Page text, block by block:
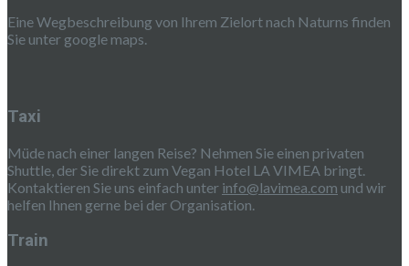
Eine Wegbeschreibung von Ihrem Zielort nach Naturns finden
Sie unter google maps.
Taxi
Müde nach einer langen Reise? Nehmen Sie einen privaten
Shuttle, der Sie direkt zum Vegan Hotel LA VIMEA bringt.
Kontaktieren Sie uns einfach unter info@lavimea.com und wir
helfen Ihnen gerne bei der Organisation.
Train